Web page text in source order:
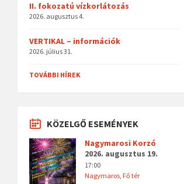
II. fokozatú vízkorlátozás
2026. augusztus 4.
VERTIKAL – információk
2026. július 31.
TOVÁBBI HÍREK
KÖZELGŐ ESEMÉNYEK
Nagymarosi Korzó
2026. augusztus 19.
17:00
Nagymaros, Fő tér